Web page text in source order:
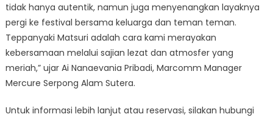
tidak hanya autentik, namun juga menyenangkan layaknya
pergi ke festival bersama keluarga dan teman teman.
Teppanyaki Matsuri adalah cara kami merayakan
kebersamaan melalui sajian lezat dan atmosfer yang
meriah,” ujar Ai Nanaevania Pribadi, Marcomm Manager
Mercure Serpong Alam Sutera.
Untuk informasi lebih lanjut atau reservasi, silakan hubungi